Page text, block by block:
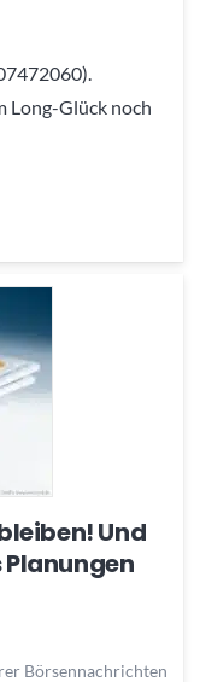
Long-Glück noch
Und
Planungen
Börsennachrichten